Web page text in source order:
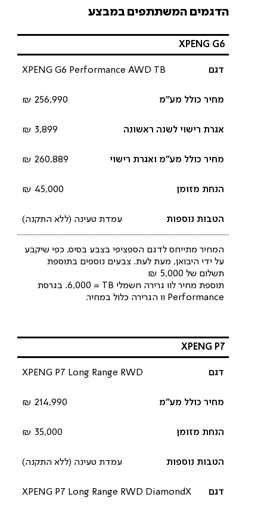
הדגמים המשתתפים במבצע
XPENG G6
XPENG G6 Performance AWD TB
256,990 ₪
3,899 ₪
260,889 ₪
45,000 ₪
עמדת טעינה (ללא התקנה)
המחיר מתייחס לדגם הספציפי בצבע בסיס, כפי שיקבע
על ידי היבואן, מעת לעת. צבעים נוספים בתוספת
תשלום של 5,000 ₪
תוספת מחיר לוו גרירה חשמלי TB‎‏ = 6,000. בגרסת
Performance וו הגרירה כלול במחיר.
XPENG P7
XPENG P7 Long Range RWD
214,990 ₪
35,000 ₪
עמדת טעינה (ללא התקנה)
XPENG P7 Long Range RWD DiamondX